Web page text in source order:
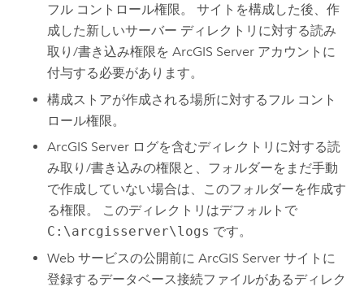
フル コントロール権限。 サイトを構成した後、作
成した新しいサーバー ディレクトリに対する読み
取り/書き込み権限をArcGIS Server アカウントに
付与する必要があります。
構成ストアが作成される場所に対するフル コント
ロール権限。
ArcGIS Server ログを含むディレクトリに対する読
み取り/書き込みの権限と、フォルダーをまだ手動
で作成していない場合は、このフォルダーを作成す
る権限。 このディレクトリはデフォルトで
C:\arcgisserver\logs です。
Web サービスの公開前にArcGIS Server サイトに
登録するデータベース接続ファイルがあるディレク